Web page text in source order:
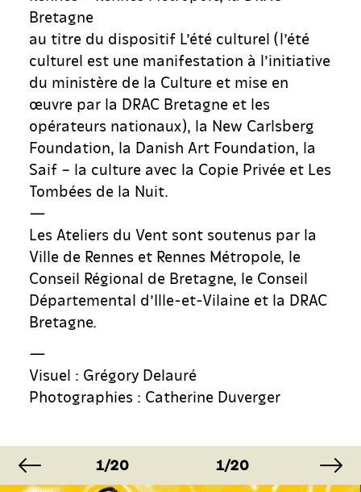
Bretagne
au titre du dispositif L’été culturel (l’été
culturel est une manifestation à l’initiative
du ministère de la Culture et mise en
œuvre par la DRAC Bretagne et les
opérateurs nationaux), la New Carlsberg
Foundation, la Danish Art Foundation, la
Saif – la culture avec la Copie Privée et Les
Tombées de la Nuit.
—
Les Ateliers du Vent sont soutenus par la
Ville de Rennes et Rennes Métropole, le
Conseil Régional de Bretagne, le Conseil
Départemental d’Ille-et-Vilaine et la DRAC
Bretagne.
—
Visuel : Grégory Delauré
Photographies : Catherine Duverger
image précédente
IMAGE
1/20 IMAGE
1/20 1/20